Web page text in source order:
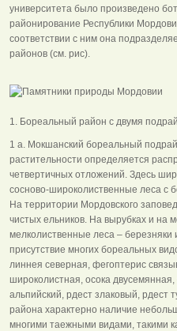
университета было произведено
районирование Республики
соответствии с ним она
районов (см. рис).
1. Бореальный район с двумя
1 а. Мокшанский бореальный
растительности определяется
четвертичных отложений. Здесь
сосново-широколиственные леса с
На территории Мордовского
чистых ельников. На вырубках и на
мелколиственные леса – березняки
присутствие многих бореальных
линнея северная, фегоптерис
широколистная, осока
альпийский, рдест злаковый, рдест
района характерно наличие
многими таежными видами, такими